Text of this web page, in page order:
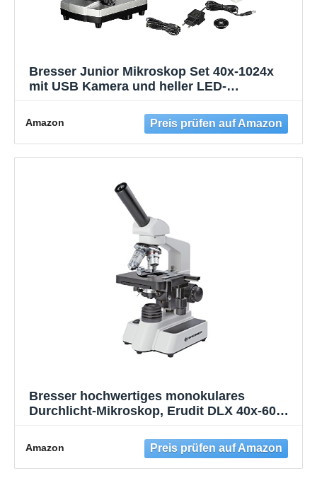
Bresser Junior Mikroskop Set 40x-1024x
mit USB Kamera und heller LED-
inklusive reichhaltigem Zubehörpaket und
stabilem Hartschalenkoffer
Amazon
Bresser hochwertiges monokulares
Durchlicht-Mikroskop, Erudit DLX 40x-600x
und Feinfokussierung und justierbarer
Abbe-Kondensor, LED mit Akku-/
Netzbetrieb
Amazon